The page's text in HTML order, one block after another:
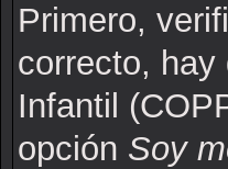
Primero,
correcto,
Infantil
opción Soy